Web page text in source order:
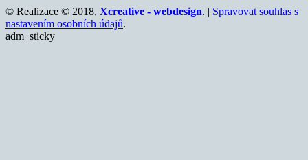
© Realizace © 2018, Xcreative - webdesign. | Spravovat souhlas s
nastavením osobních údajů.
adm_sticky